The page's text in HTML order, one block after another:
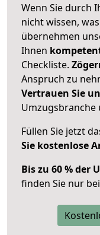
Wenn Sie durch
nicht wissen,
übernehmen
Ihnen
Checkliste.
Anspruch zu
Vertrauen Sie
Umzugsbranche
Füllen Sie jetzt
Sie kostenlose
Bis zu 60 % der
finden Sie nur